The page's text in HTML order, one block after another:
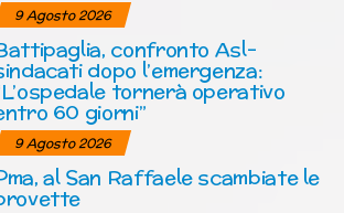
9 Agosto 2026
confronto Asl-
dopo l’emergenza:
tornerà operativo
60 giorni”
9 Agosto 2026
al San Raffaele scambiate le